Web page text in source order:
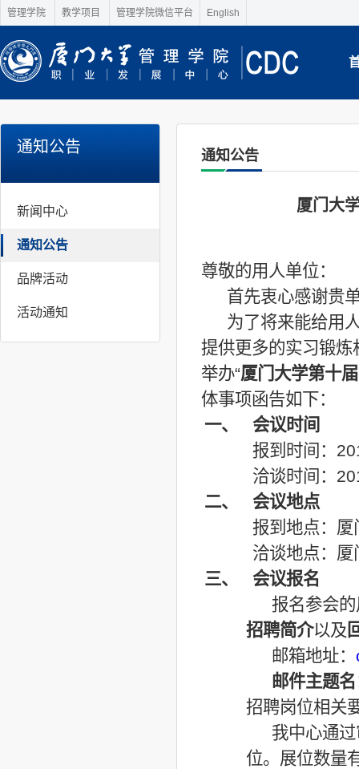
管理学院 教学项目 管理学院微信平台 English
通知公告
新闻中心
通知公告
品牌活动
活动通知
通知公告
厦门大
尊敬的用人单位：
首先衷心感谢贵
为了将来能给用
提供更多的实习锻炼
举办“厦门大学第十
体事项函告如下：
一、 会议时间
报到时间：
洽谈时间：
二、 会议地点
报到地点：厦
洽谈地点：
三、 会议报名
报名参会
招聘简介以及
邮箱地址：
邮件主题
招聘岗位相关
我中心通
位。展位数量